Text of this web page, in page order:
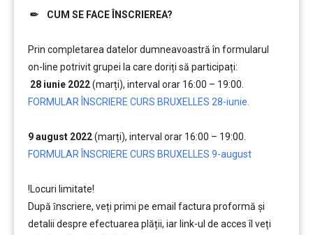
✏ CUM SE FACE ÎNSCRIEREA?
Prin completarea datelor dumneavoastră în formularul
on-line potrivit grupei la care doriți să participați:
28 iunie 2022(marți), interval orar 16:00 – 19:00.
FORMULAR ÎNSCRIERE CURS BRUXELLES 28-iunie.
9 august 2022(marți), interval orar 16:00 – 19:00.
FORMULAR ÎNSCRIERE CURS BRUXELLES 9-august
!Locuri limitate!
După ȋnscriere, veți primi pe email factura proformă și
detalii despre efectuarea plății, iar link-ul de acces îl veți